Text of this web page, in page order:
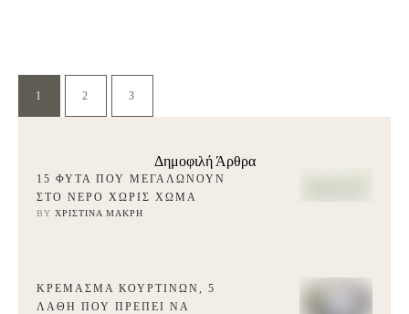
1 2 3
Δημοφιλή Άρθρα
15 ΦΥΤΆ ΠΟΥ ΜΕΓΑΛΏΝΟΥΝ
ΣΤΟ ΝΕΡΌ ΧΩΡΊΣ ΧΏΜΑ
BY ΧΡΙΣΤΊΝΑ ΜΑΚΡΉ
ΚΡΈΜΑΣΜΑ ΚΟΥΡΤΙΝΏΝ, 5
ΛΆΘΗ ΠΟΥ ΠΡΈΠΕΙ ΝΑ